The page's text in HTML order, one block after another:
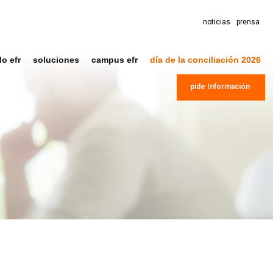
noticias prensa
efr soluciones campus efr día de la conciliación 2026
pide Información